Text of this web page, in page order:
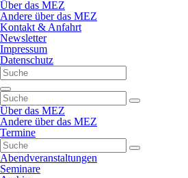
Navigation
überspringen
Über das MEZ
Andere über das MEZ
Kontakt & Anfahrt
Newsletter
Impressum
Datenschutz
Navigation
überspringen
Über das MEZ
Andere über das MEZ
Termine
Abendveranstaltungen
Seminare